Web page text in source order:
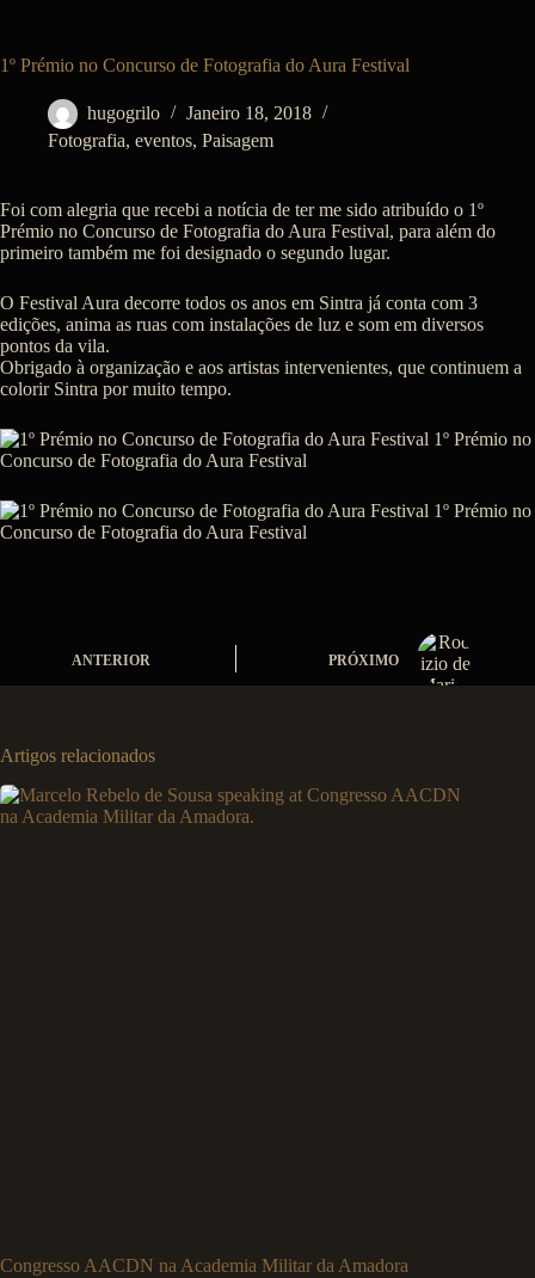
1º Prémio no Concurso de Fotografia do Aura Festival
hugogrilo
Janeiro 18, 2018
Fotografia, eventos, Paisagem
Foi com alegria que recebi a notícia de ter me sido atribuído o 1º
Prémio no Concurso de Fotografia do Aura Festival, para além do
primeiro também me foi designado o segundo lugar.
O Festival Aura decorre todos os anos em Sintra já conta com 3
edições, anima as ruas com instalações de luz e som em diversos
pontos da vila.
Obrigado à organização e aos artistas intervenientes, que continuem a
colorir Sintra por muito tempo.
ANTERIOR PRÓXIMO
Artigos relacionados
Congresso AACDN na Academia Militar da Amadora